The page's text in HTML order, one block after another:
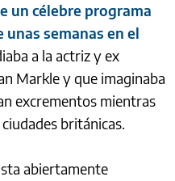
un célebre programa
semanas en el
a la actriz y ex
Markle y que imaginaba
excrementos mientras
británicas.
abiertamente